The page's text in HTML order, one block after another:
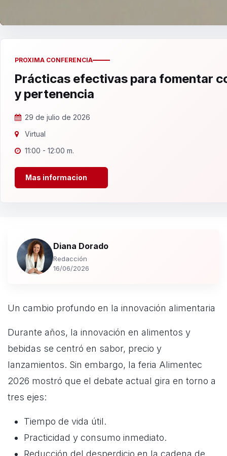
PROXIMA CONFERENCIA
Prácticas efectivas para fomentar
y pertenencia
29 de julio de 2026
Virtual
11:00 - 12:00 m.
Mas informacion
Diana Dorado
Redacción
16/06/2026
Un cambio profundo en la innovación alimentaria
Durante años, la innovación en alimentos y
bebidas se centró en sabor, precio y
lanzamientos. Sin embargo, la feria Alimentec
2026 mostró que el debate actual gira en torno a
tres ejes:
Tiempo de vida útil.
Practicidad y consumo inmediato.
Reducción del desperdicio en la cadena de